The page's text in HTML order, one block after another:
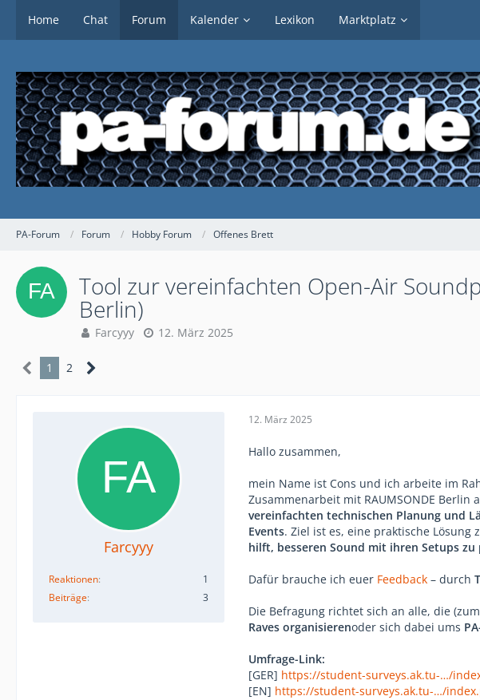
Home Chat Forum Kalender Lexikon Marktplatz
PA-Forum Forum Hobby Forum Offenes Brett
Tool zur vereinfachten Open-Air
Berlin)
Farcyyy 12. März 2025
1 2
Farcyyy
Reaktionen
1
Beiträge
3
12. März 2025
Hallo zusammen,
mein Name ist Cons und ich arbeite im
Zusammenarbeit mit RAUMSONDE
vereinfachten technischen Planung und
Events. Ziel ist es, eine praktische Lösung
hilft, besseren Sound mit ihren Setups zu
Dafür brauche ich euer Feedback – durch
Die Befragung richtet sich an alle, die
Raves organisierenoder sich dabei ums
Umfrage-Link:
[GER] https://student-surveys.ak.tu-…/
[EN] https://student-surveys.ak.tu-…/